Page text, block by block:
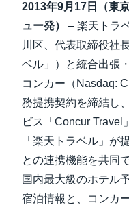
サステナビリティ
自治体・公共機関・教
2013年9月17日（東
ュー発）
– 楽天トラ
川区、代表取締役社
ベル」）と統合出張
コンカー（Nasdaq:
務提携契約を締結し
ビス「Concur Travel
「楽天トラベル」が
との連携機能を共同
国内最大級のホテル
宿泊情報と、コンカ